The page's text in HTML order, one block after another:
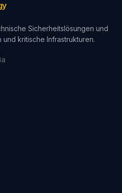
Sicherheitslösungen und
kritische Infrastrukturen.